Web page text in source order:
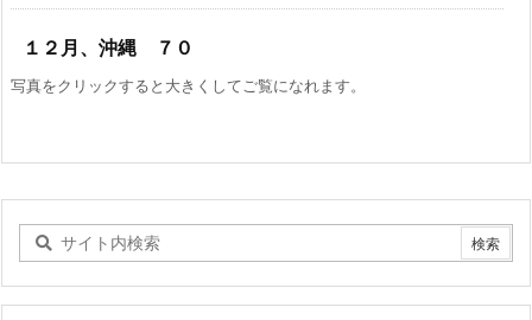
１２月、沖縄 ７０
写真をクリックすると大きくしてご覧になれます。